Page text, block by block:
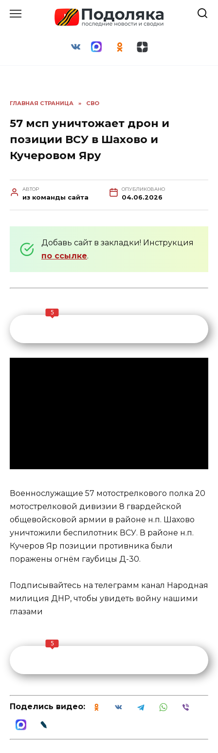
ГЛАВНАЯ СТРАНИЦА » СВО
57 мсп уничтожает дрон и
позиции ВСУ в Шахово и
Кучеровом Яру
АВТОР
из команды сайта
ОПУБЛИКОВАНО
04.06.2026
Добавь сайт в закладки! Инструкция
по ссылке.
5
Военнослужащие 57 мотострелкового полка 20
мотострелковой дивизии 8 гвардейской
общевойсковой армии в районе н.п. Шахово
уничтожили беспилотник ВСУ. В районе н.п.
Кучеров Яр позиции противника были
поражены огнём гаубицы Д-30.
Подписывайтесь на телеграмм канал Народная
милиция ДНР, чтобы увидеть войну нашими
глазами
5
Поделись видео: